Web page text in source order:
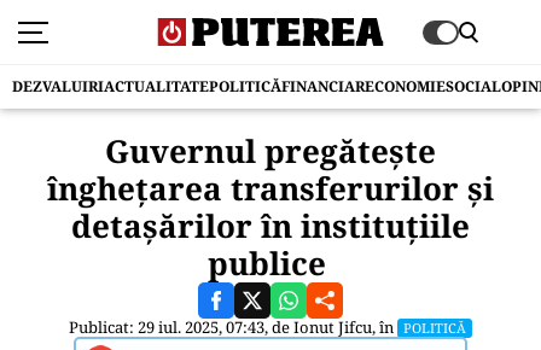
DEZVALUIRIACTUALITATEPOLITICĂFINANCIARECONOMIESOCIAL
Guvernul pregătește
înghețarea transferurilor și
detașărilor în instituțiile
publice
Publicat: 29 iul. 2025, 07:43, deIonut Jifcu, în POLITICĂ